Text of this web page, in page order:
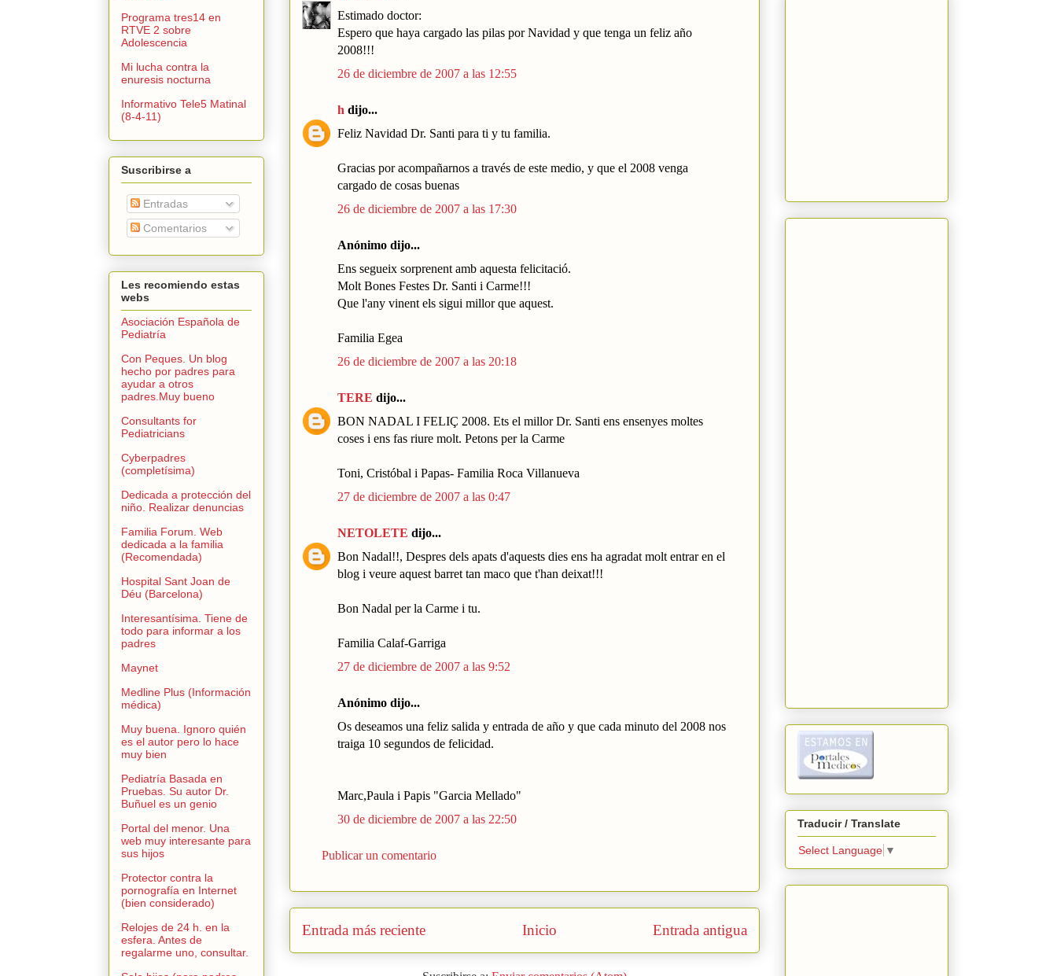
Estimado doctor:
Espero que haya cargado las pilas por Navidad y que tenga un feliz año
2008!!!
26 de diciembre de 2007 a las 12:55
h dijo...
Feliz Navidad Dr. Santi para ti y tu familia.
Gracias por acompañarnos a través de este medio, y que el 2008 venga
cargado de cosas buenas
26 de diciembre de 2007 a las 17:30
Anónimo dijo...
Ens segueix sorprenent amb aquesta felicitació.
Molt Bones Festes Dr. Santi i Carme!!!
Que l'any vinent els sigui millor que aquest.
Familia Egea
26 de diciembre de 2007 a las 20:18
TERE dijo...
BON NADAL I FELIÇ 2008. Ets el millor Dr. Santi ens ensenyes moltes
coses i ens fas riure molt. Petons per la Carme
Toni, Cristóbal i Papas- Familia Roca Villanueva
27 de diciembre de 2007 a las 0:47
NETOLETE dijo...
Bon Nadal!!, Despres dels apats d'aquests dies ens ha agradat molt entrar en el
blog i veure aquest barret tan maco que t'han deixat!!!
Bon Nadal per la Carme i tu.
Familia Calaf-Garriga
27 de diciembre de 2007 a las 9:52
Anónimo dijo...
Os deseamos una feliz salida y entrada de año y que cada minuto del 2008 nos
traiga 10 segundos de felicidad.
Marc,Paula i Papis "Garcia Mellado"
30 de diciembre de 2007 a las 22:50
Publicar un comentario
Entrada más reciente Entrada antigua
Inicio
Programa tres14 en
RTVE 2 sobre
Adolescencia
Mi lucha contra la
enuresis nocturna
Informativo Tele5 Matinal
(8-4-11)
Suscribirse a
Entradas
Comentarios
Les recomiendo estas
webs
Asociación Española de
Pediatría
Con Peques. Un blog
hecho por padres para
ayudar a otros
padres.Muy bueno
Consultants for
Pediatricians
Cyberpadres
(completísima)
Dedicada a protección del
niño. Realizar denuncias
Familia Forum. Web
dedicada a la familia
(Recomendada)
Hospital Sant Joan de
Déu (Barcelona)
Interesantísima. Tiene de
todo para informar a los
padres
Maynet
Medline Plus (Información
médica)
Muy buena. Ignoro quién
es el autor pero lo hace
muy bien
Pediatría Basada en
Pruebas. Su autor Dr.
Buñuel es un genio
Portal del menor. Una
web muy interesante para
sus hijos
Protector contra la
pornografía en Internet
(bien considerado)
Relojes de 24 h. en la
esfera. Antes de
regalarme uno, consultar.
Traducir / Translate
Select Language ▼